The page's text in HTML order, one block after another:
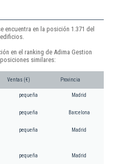
encuentra en la posición 1.371 del
en el ranking de Adima Gestion
similares:
Ventas (€) Provincia
pequeña Madrid
pequeña Barcelona
pequeña Madrid
pequeña Madrid